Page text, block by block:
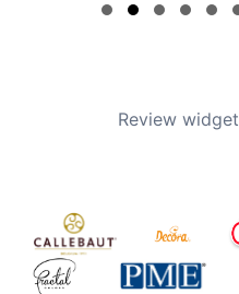
Review widget